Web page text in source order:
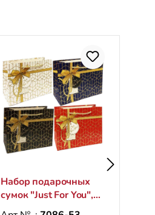
Набор подарочных
сумок "Just For You",
M, 26х33см